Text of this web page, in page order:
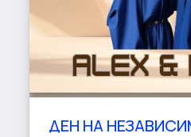
ДЕН НА